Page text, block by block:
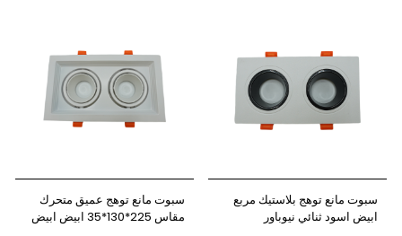
سبوت مانع توهج بلاستيك مربع
ابيض اسود ثنائي نيوباور
سبوت مانع توهج عميق متحرك
مقاس 225*130*35 ابيض ابيض